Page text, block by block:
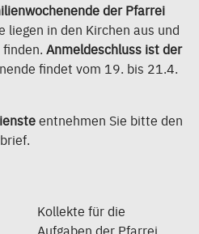
der Pfarrei
liegen in den Kirchen aus und
Anmeldeschluss ist der
findet vom 19. bis 21.4.
entnehmen Sie bitte den
Kollekte für die
Aufgaben der Pfarrei